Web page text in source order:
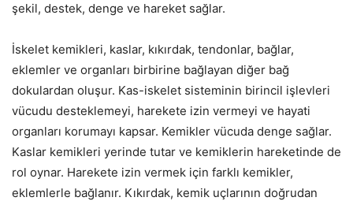
şekil, destek, denge ve hareket sağlar.
İskelet kemikleri, kaslar, kıkırdak, tendonlar, bağlar,
eklemler ve organları birbirine bağlayan diğer bağ
dokulardan oluşur. Kas-iskelet sisteminin birincil işlevleri
vücudu desteklemeyi, harekete izin vermeyi ve hayati
organları korumayı kapsar. Kemikler vücuda denge sağlar.
Kaslar kemikleri yerinde tutar ve kemiklerin hareketinde de
rol oynar. Harekete izin vermek için farklı kemikler,
eklemlerle bağlanır. Kıkırdak, kemik uçlarının doğrudan